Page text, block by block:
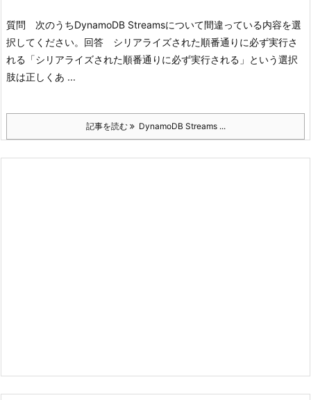
質問 次のうちDynamoDB Streamsについて間違っている内容を選
択してください。 回答 シリアライズされた順番通りに必ず実行さ
れる 「シリアライズされた順番通りに必ず実行される」という選択
肢は正しくあ ...
記事を読む DynamoDB Streams ...